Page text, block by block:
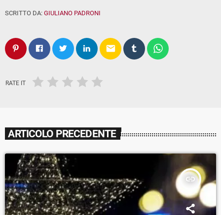
SCRITTO DA: GIULIANO PADRONI
email
RATE IT
ARTICOLO PRECEDENTE
insert_link